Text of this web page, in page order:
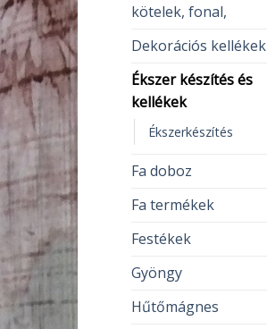
kötelek, fonal,
Dekorációs kellékek
Ékszer készítés és
kellékek
Ékszerkészítés
Fa doboz
Fa termékek
Festékek
Gyöngy
Hűtőmágnes